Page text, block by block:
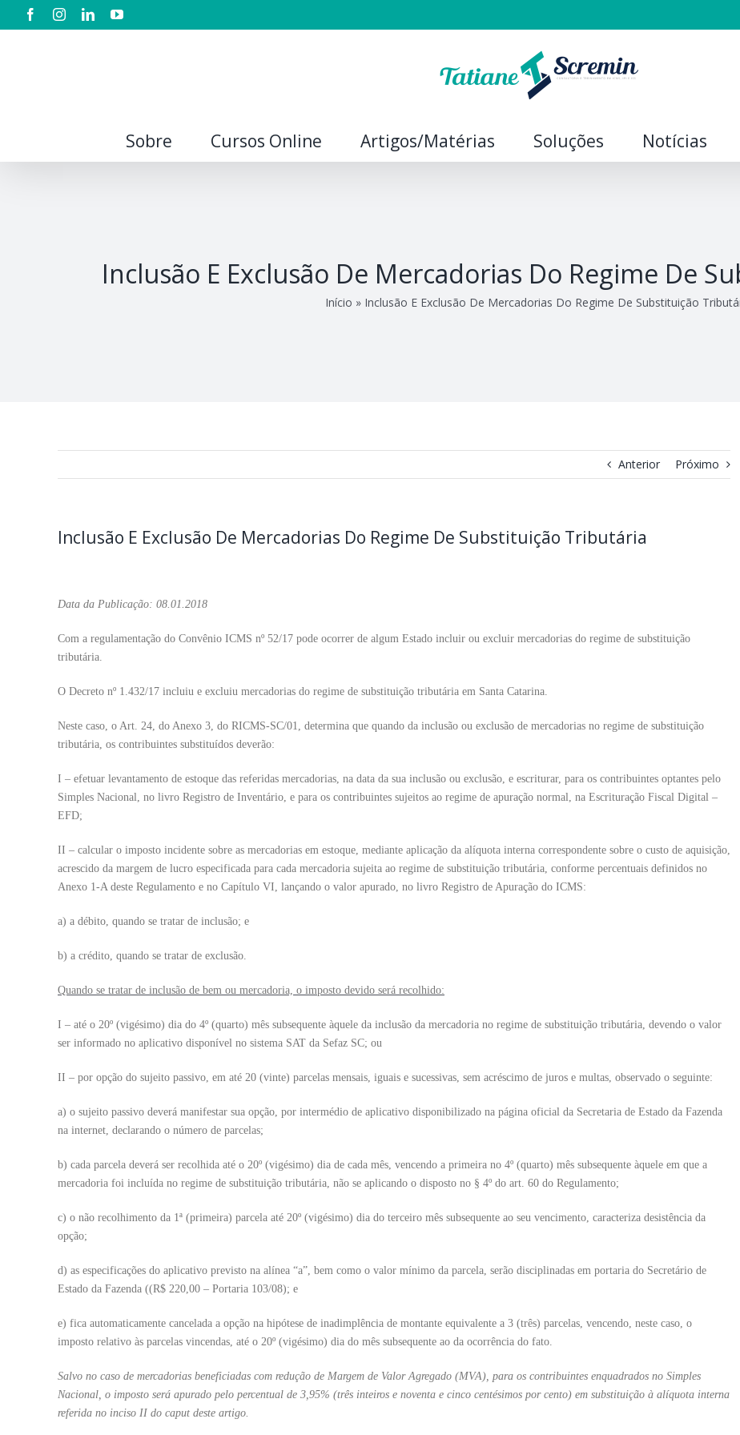
Sobre Cursos Online Artigos/Matérias Soluções Notícias
Inclusão E Exclusão De Mercadorias Do Regime De
Início » Inclusão E Exclusão De Mercadorias Do Regime De Substituição
Anterior Próximo
Inclusão E Exclusão De Mercadorias Do Regime De Substituição Tributária
Data da Publicação: 08.01.2018
Com a regulamentação do Convênio ICMS nº 52/17 pode ocorrer de algum Estado incluir ou excluir mercadorias do regime de substituição
tributária.
O Decreto nº 1.432/17 incluiu e excluiu mercadorias do regime de substituição tributária em Santa Catarina.
Neste caso, o Art. 24, do Anexo 3, do RICMS-SC/01, determina que quando da inclusão ou exclusão de mercadorias no regime de substituição
tributária, os contribuintes substituídos deverão:
I – efetuar levantamento de estoque das referidas mercadorias, na data da sua inclusão ou exclusão, e escriturar, para os contribuintes optantes pelo
Simples Nacional, no livro Registro de Inventário, e para os contribuintes sujeitos ao regime de apuração normal, na Escrituração Fiscal Digital –
EFD;
II – calcular o imposto incidente sobre as mercadorias em estoque, mediante aplicação da alíquota interna correspondente sobre o custo de aquisição,
acrescido da margem de lucro especificada para cada mercadoria sujeita ao regime de substituição tributária, conforme percentuais definidos no
Anexo 1-A deste Regulamento e no Capítulo VI, lançando o valor apurado, no livro Registro de Apuração do ICMS:
a) a débito, quando se tratar de inclusão; e
b) a crédito, quando se tratar de exclusão.
Quando se tratar de inclusão de bem ou mercadoria, o imposto devido será recolhido:
I – até o 20º (vigésimo) dia do 4º (quarto) mês subsequente àquele da inclusão da mercadoria no regime de substituição tributária, devendo o valor
ser informado no aplicativo disponível no sistema SAT da Sefaz SC; ou
II – por opção do sujeito passivo, em até 20 (vinte) parcelas mensais, iguais e sucessivas, sem acréscimo de juros e multas, observado o seguinte:
a) o sujeito passivo deverá manifestar sua opção, por intermédio de aplicativo disponibilizado na página oficial da Secretaria de Estado da Fazenda
na internet, declarando o número de parcelas;
b) cada parcela deverá ser recolhida até o 20º (vigésimo) dia de cada mês, vencendo a primeira no 4º (quarto) mês subsequente àquele em que a
mercadoria foi incluída no regime de substituição tributária, não se aplicando o disposto no § 4º do art. 60 do Regulamento;
c) o não recolhimento da 1ª (primeira) parcela até 20º (vigésimo) dia do terceiro mês subsequente ao seu vencimento, caracteriza desistência da
opção;
d) as especificações do aplicativo previsto na alínea “a”, bem como o valor mínimo da parcela, serão disciplinadas em portaria do Secretário de
Estado da Fazenda ((R$ 220,00 – Portaria 103/08); e
e) fica automaticamente cancelada a opção na hipótese de inadimplência de montante equivalente a 3 (três) parcelas, vencendo, neste caso, o
imposto relativo às parcelas vincendas, até o 20º (vigésimo) dia do mês subsequente ao da ocorrência do fato.
Salvo no caso de mercadorias beneficiadas com redução de Margem de Valor Agregado (MVA), para os contribuintes enquadrados no Simples
Nacional, o imposto será apurado pelo percentual de 3,95% (três inteiros e noventa e cinco centésimos por cento) em substituição à alíquota interna
referida no inciso II do caput deste artigo.